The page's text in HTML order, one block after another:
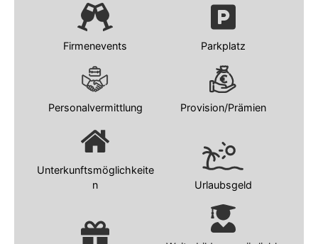
Firmenevents Parkplatz
Personalvermittlung Provision/Prämien
Unterkunftsmöglichkeite
n
Urlaubsgeld